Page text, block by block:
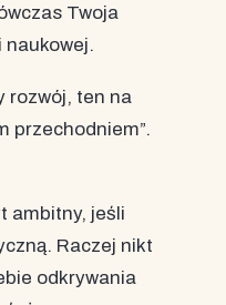
Twoja
naukowej.
rozwój, ten na
przechodniem”.
ambitny, jeśli
Raczej nikt
odkrywania